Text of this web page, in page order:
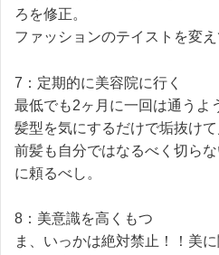
ろを修正。
ファッションのテイストを変
7：定期的に美容院に行く
最低でも2ヶ月に一回は通うよ
髪型を気にするだけで垢抜けて
前髪も自分ではなるべく切ら
に頼るべし。
8：美意識を高くもつ
ま、いっかは絶対禁止！！美